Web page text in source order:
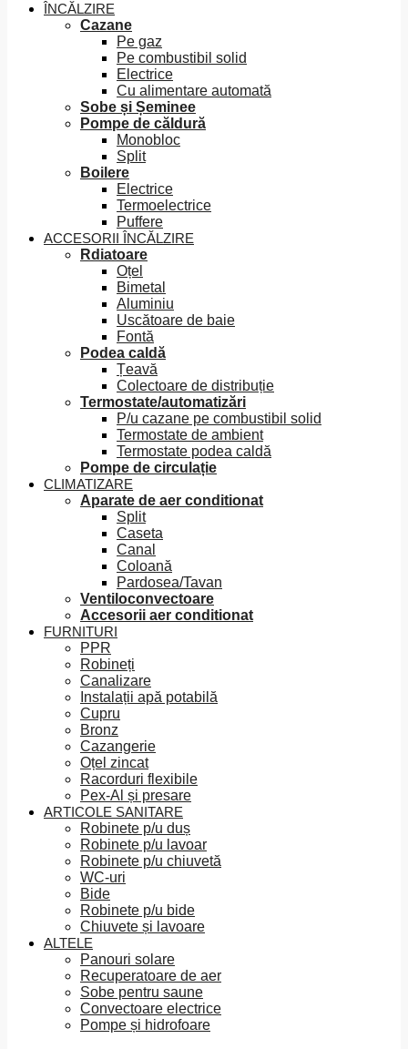
ÎNCĂLZIRE
Cazane
Pe gaz
Pe combustibil solid
Electrice
Cu alimentare automată
Sobe și Șeminee
Pompe de căldură
Monobloc
Split
Boilere
Electrice
Termoelectrice
Puffere
ACCESORII ÎNCĂLZIRE
Rdiatoare
Oțel
Bimetal
Aluminiu
Uscătoare de baie
Fontă
Podea caldă
Țeavă
Colectoare de distribuție
Termostate/automatizări
P/u cazane pe combustibil solid
Termostate de ambient
Termostate podea caldă
Pompe de circulație
CLIMATIZARE
Aparate de aer conditionat
Split
Caseta
Canal
Coloană
Pardosea/Tavan
Ventiloconvectoare
Accesorii aer conditionat
FURNITURI
PPR
Robineți
Canalizare
Instalații apă potabilă
Cupru
Bronz
Cazangerie
Oțel zincat
Racorduri flexibile
Pex-Al și presare
ARTICOLE SANITARE
Robinete p/u duș
Robinete p/u lavoar
Robinete p/u chiuvetă
WC-uri
Bide
Robinete p/u bide
Chiuvete și lavoare
ALTELE
Panouri solare
Recuperatoare de aer
Sobe pentru saune
Convectoare electrice
Pompe și hidrofoare